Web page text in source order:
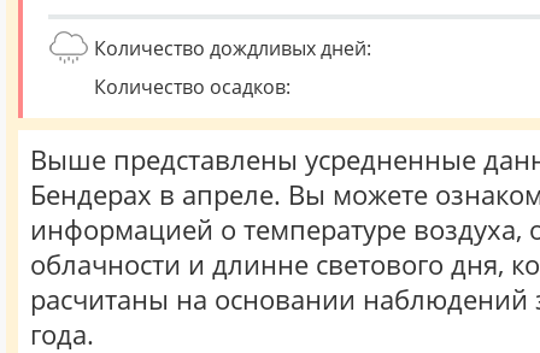
Количество дождливых дней:
Количество осадков:
Выше представлены усредненные
Бендерах в апреле. Вы можете
информацией о температуре воздуха,
облачности и длинне светового дня,
расчитаны на основании наблюдений
года.